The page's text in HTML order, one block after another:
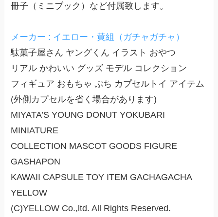
冊子（ミニブック）など付属致します。
メーカー : イエロー・黄組（ガチャガチャ）
駄菓子屋さん ヤングくん イラスト おやつ
リアル かわいい グッズ モデル コレクション
フィギュア おもちゃ ぷち カプセルトイ アイテム
(外側カプセルを省く場合があります)
MIYATA’S YOUNG DONUT YOKUBARI
MINIATURE
COLLECTION MASCOT GOODS FIGURE
GASHAPON
KAWAII CAPSULE TOY ITEM GACHAGACHA
YELLOW
(C)YELLOW Co.,ltd. All Rights Reserved.